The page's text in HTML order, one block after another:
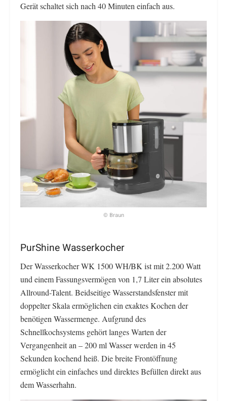
Gerät schaltet sich nach 40 Minuten einfach aus.
© Braun
PurShine Wasserkocher
Der Wasserkocher WK 1500 WH/BK ist mit 2.200 Watt
und einem Fassungsvermögen von 1,7 Liter ein absolutes
Allround-Talent. Beidseitige Wasserstandsfenster mit
doppelter Skala ermöglichen ein exaktes Kochen der
benötigen Wassermenge. Aufgrund des
Schnellkochsystems gehört langes Warten der
Vergangenheit an – 200 ml Wasser werden in 45
Sekunden kochend heiß. Die breite Frontöffnung
ermöglicht ein einfaches und direktes Befüllen direkt aus
dem Wasserhahn.